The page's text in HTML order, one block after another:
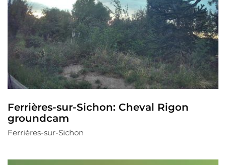
Ferrières-sur-Sichon: Cheval Rigon
groundcam
Ferrières-sur-Sichon